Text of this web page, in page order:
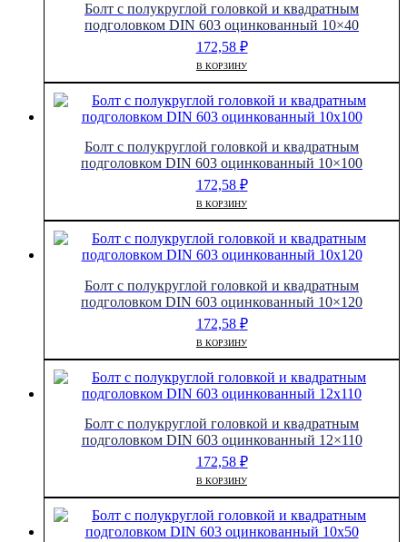
Болт с полукруглой головкой и квадратным
подголовком DIN 603 оцинкованный 10×40
172,58 ₽
В КОРЗИНУ
Болт с полукруглой головкой и квадратным
подголовком DIN 603 оцинкованный 10×100
172,58 ₽
В КОРЗИНУ
Болт с полукруглой головкой и квадратным
подголовком DIN 603 оцинкованный 10×120
172,58 ₽
В КОРЗИНУ
Болт с полукруглой головкой и квадратным
подголовком DIN 603 оцинкованный 12×110
172,58 ₽
В КОРЗИНУ